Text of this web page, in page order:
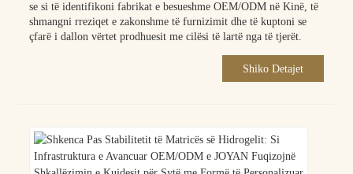
se si të identifikoni fabrikat e besueshme OEM/ODM në Kinë, të
shmangni rreziqet e zakonshme të furnizimit dhe të kuptoni se
çfarë i dallon vërtet prodhuesit me cilësi të lartë nga të tjerët.
Shiko Detajet